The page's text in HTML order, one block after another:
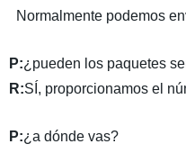
Normalmente podemos
P:¿pueden los paquetes
R:SÍ, proporcionamos el
P:¿a dónde vas?